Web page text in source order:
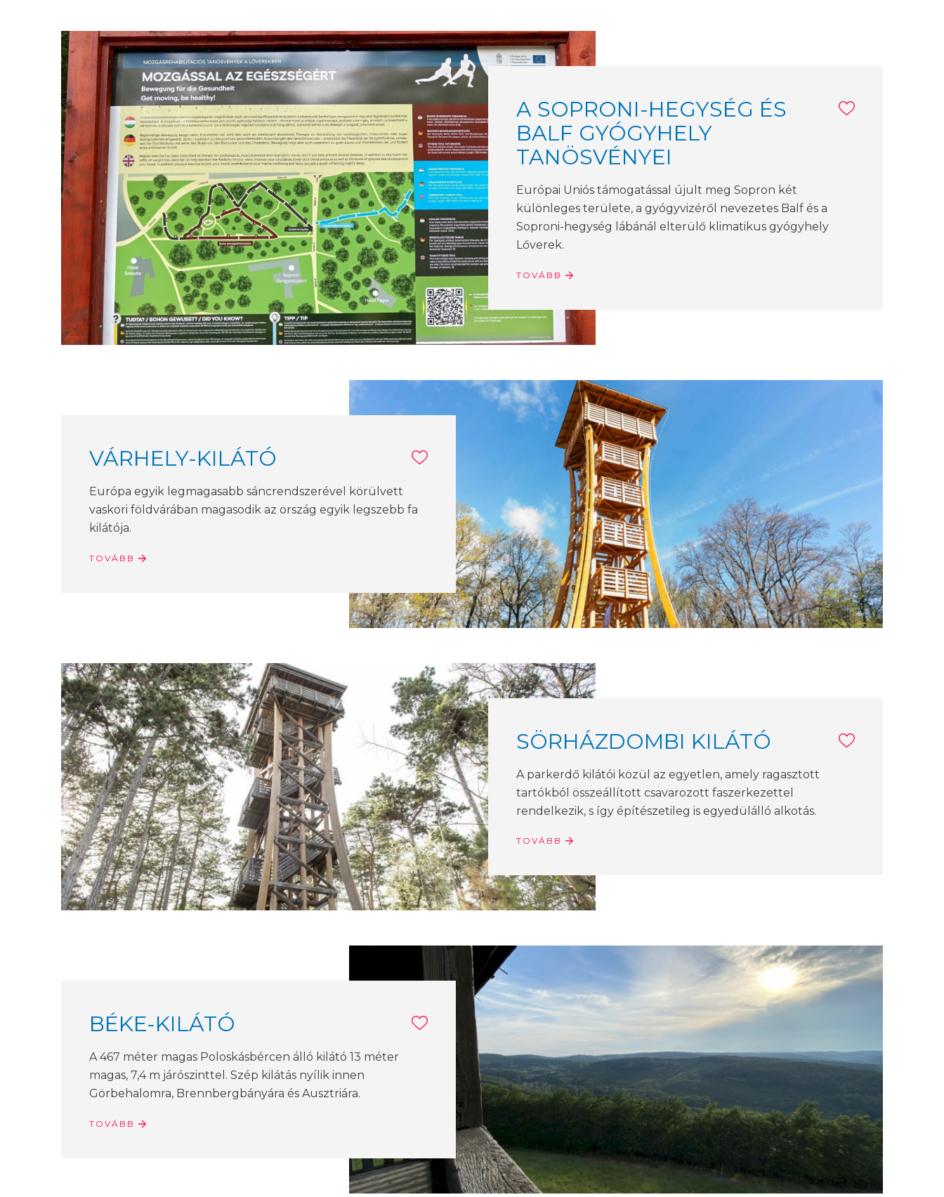
A SOPRONI-HEGYSÉG ÉS
BALF GYÓGYHELY
TANÖSVÉNYEI
Európai Uniós támogatással újult meg Sopron két
különleges területe, a gyógyvizéről nevezetes Balf és a
Soproni-hegység lábánál elterülő klimatikus gyógyhely
Lőverek.
TOVÁBB
VÁRHELY-KILÁTÓ
Európa egyik legmagasabb sáncrendszerével körülvett
vaskori földvárában magasodik az ország egyik legszebb fa
kilátója.
TOVÁBB
SÖRHÁZDOMBI KILÁTÓ
A parkerdő kilátói közül az egyetlen, amely ragasztott
tartókból összeállított csavarozott faszerkezettel
rendelkezik, s így építészetileg is egyedülálló alkotás.
TOVÁBB
BÉKE-KILÁTÓ
A 467 méter magas Poloskásbércen álló kilátó 13 méter
magas, 7,4 m járószinttel. Szép kilátás nyílik innen
Görbehalomra, Brennbergbányára és Ausztriára.
TOVÁBB